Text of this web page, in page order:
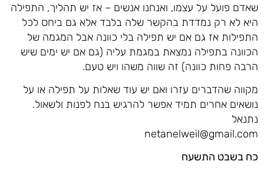
שאדם פועל על עצמו, ואנחנו אנשים – אז יש תהליך, התפילה
היא לא רק נמדדת בהקשר שלה בלבד אלא גם ביחס לכל
התפילות אז גם אם יש תפילה בלי כוונה אבל המגמה של
הכוונה בתפילה נמצאת במגמת עליה (גם אם יש ימים שיש
הרבה פחות כוונה) זה שווה משהו ויש טעם.
מקווה שהדברים עזרו ואם יש עוד שאלות על תפילה או על
נושאים אחרים תמיד אפשר להרגיש בנח לפנות ולשאול.
נתנאל
netanelweil@gmail.com
כח בשבט התשעח